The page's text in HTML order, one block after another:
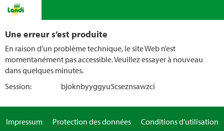
Une erreur s’est produite
En raison d’un problème technique, le site Web n’est
momentanément pas accessible. Veuillez essayer à nouveau
dans quelques minutes.
Session:
bjoknbyyggyu5cseznsawzci
Impressum Protection des données
Conditions d'utilisation